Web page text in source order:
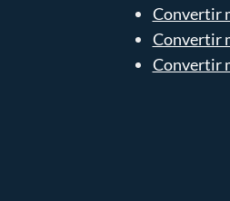
Convertir
Convertir
Convertir